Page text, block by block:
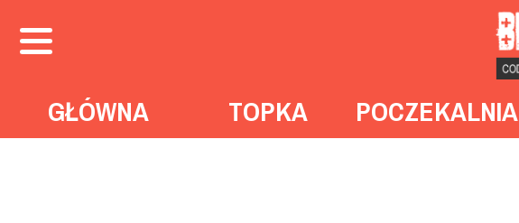
GŁÓWNA TOPKA POCZEKALNIA